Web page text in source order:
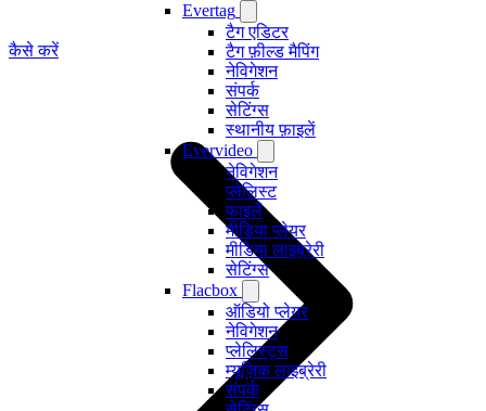
Evertag
टैग एडिटर
टैग फ़ील्ड मैपिंग
नेविगेशन
संपर्क
सेटिंग्स
स्थानीय फ़ाइलें
Evervideo
नेविगेशन
प्लेलिस्ट
फाइलें
मीडिया प्लेयर
मीडिया लाइब्रेरी
सेटिंग्स
Flacbox
ऑडियो प्लेयर
नेविगेशन
प्लेलिस्ट्स
म्यूज़िक लाइब्रेरी
संपर्क
कैसे करें